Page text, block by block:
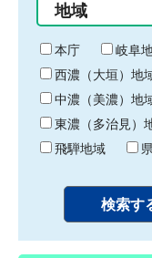
り
終
わ
り
地域
本庁
岐阜
西濃（大垣）地
中濃（美濃）地
東濃（多治見）
飛騨地域